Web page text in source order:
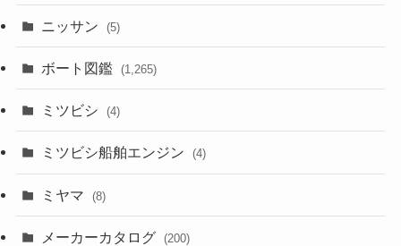
ニッサン (5)
ボート図鑑 (1,265)
ミツビシ (4)
ミツビシ船舶エンジン (4)
ミヤマ (8)
メーカーカタログ (200)